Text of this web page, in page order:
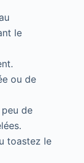
le
ou de
de
toastez le